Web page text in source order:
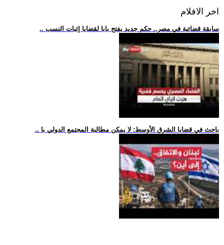
اخر الافلام
.. سابقة قضائية في مصر.. حكم جديد يفتح بابا لقضايا إثبات النسب
.. باحث في قضايا الشرق الأوسط: لا يمكن مطالبة المجتمع الدولي با